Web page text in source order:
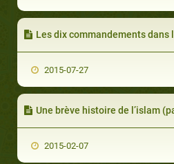
Les dix commandements dans le Coran
2015-07-27
Une brève histoire de l’islam
2015-02-07